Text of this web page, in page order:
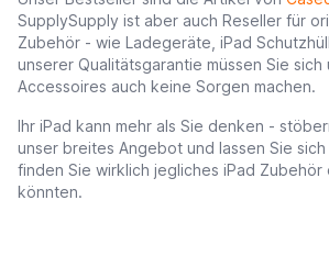
SupplySupply ist aber auch Reseller für
Zubehör - wie Ladegeräte, iPad
unserer Qualitätsgarantie müssen Sie sich
Accessoires auch keine Sorgen machen.
Ihr iPad kann mehr als Sie denken -
unser breites Angebot und lassen Sie
finden Sie wirklich jegliches iPad Zubehör
könnten.